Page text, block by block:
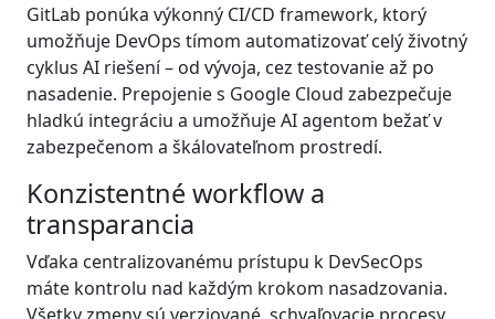
GitLab ponúka výkonný CI/CD framework, ktorý
umožňuje DevOps tímom automatizovať celý životný
cyklus AI riešení – od vývoja, cez testovanie až po
nasadenie. Prepojenie s Google Cloud zabezpečuje
hladkú integráciu a umožňuje AI agentom bežať v
zabezpečenom a škálovateľnom prostredí.
Konzistentné workflow a
transparancia
Vďaka centralizovanému prístupu k DevSecOps
máte kontrolu nad každým krokom nasadzovania.
Všetky zmeny sú verziované, schvaľovacie procesy